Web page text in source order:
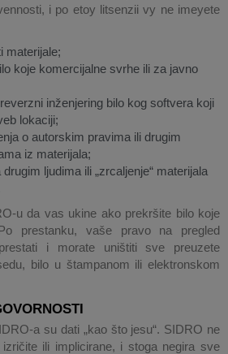
i po etoy litsenzii vy ne imeyete
materijale;
koje komercijalne svrhe ili za javno
inženjering bilo kog softvera koji
lokaciji;
o autorskim pravima ili drugim
iz materijala;
ljudima ili „zrcaljenje“ materijala
u da vas ukine ako prekršite bilo koje
prestanku, vaše pravo na pregled
i morate uništiti sve preuzete
bilo u štampanom ili elektronskom
a su dati „kao što jesu“. SIDRO ne
ili implicirane, i stoga negira sve